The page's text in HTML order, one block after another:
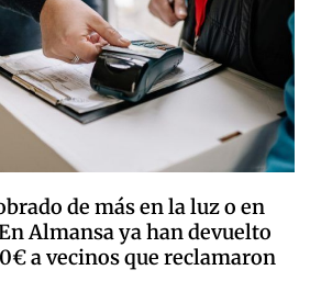
de más en la luz o en
Almansa ya han devuelto
a vecinos que reclamaron